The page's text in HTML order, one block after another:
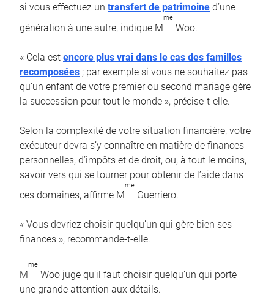
si vous effectuez un transfert de patrimoine d’une
génération à une autre, indique M
me
Woo.
« Cela est encore plus vrai dans le cas des familles
recomposées ; par exemple si vous ne souhaitez pas
qu’un enfant de votre premier ou second mariage gère
la succession pour tout le monde », précise-t-elle.
Selon la complexité de votre situation financière, votre
exécuteur devra s’y connaître en matière de finances
personnelles, d’impôts et de droit, ou, à tout le moins,
savoir vers qui se tourner pour obtenir de l’aide dans
ces domaines, affirme M
me
Guerriero.
« Vous devriez choisir quelqu’un qui gère bien ses
finances », recommande-t-elle.
M
me
Woo juge qu’il faut choisir quelqu’un qui porte
une grande attention aux détails.